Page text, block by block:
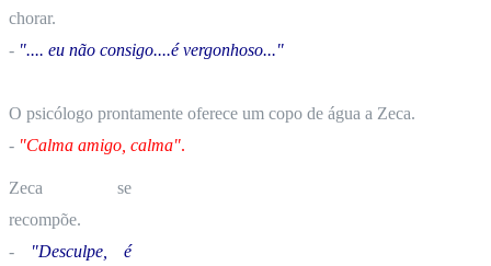
chorar.
- ".... eu não consigo....é vergonhoso..."
O psicólogo prontamente oferece um copo de água a Zeca.
- "Calma amigo, calma".
Zeca se
recompõe.
-
"Desculpe, é